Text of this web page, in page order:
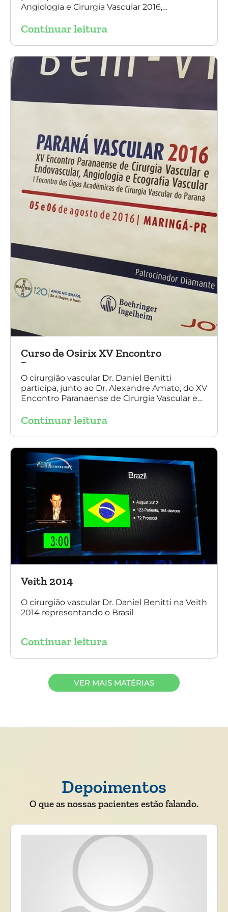
Angiologia e Cirurgia Vascular 2016,
aneurisma da Aorta.
Continuar leitura
Curso de Osirix XV Encontro
Paranaense
O cirurgião vascular Dr. Daniel Benitti
participa, junto ao Dr. Alexandre Amato, do XV
Encontro Paranaense de Cirurgia Vascular e
Continuar leitura
Veith 2014
O cirurgião vascular Dr. Daniel Benitti na Veith
2014 representando o Brasil
Continuar leitura
VER MAIS MATÉRIAS
Depoimentos
O que as nossas pacientes estão falando.